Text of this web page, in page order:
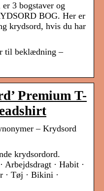
3 bogstaver og
BOG. Her er
krydsord, hvis du har
til beklædning –
Premium T-
– Krydsord
krydsordord.
Arbejdsdragt · Habit ·
· Tøj · Bikini ·